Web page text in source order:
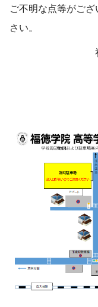
ご不明な点等がご
さい。